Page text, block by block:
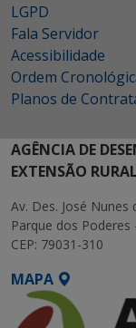
LGPD
Fala Servidor
Acessibilidade
Ordem
Planos de
AGÊNCIA DE
EXTENSÃO RURAL
Av. Des. José
Parque dos
CEP: 79031-310
MAPA